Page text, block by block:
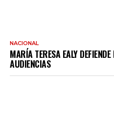
NACIONAL
MARÍA TERESA EALY
AUDIENCIAS